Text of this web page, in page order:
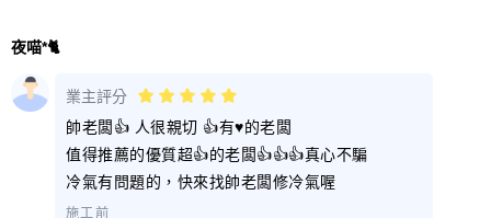
夜喵*🐈
業主評分
帥老闆👍 人很親切 👍有♥️的老闆
值得推薦的優質超👍的老闆👍👍👍真心不騙
冷氣有問題的，快來找帥老闆修冷氣喔
施工前